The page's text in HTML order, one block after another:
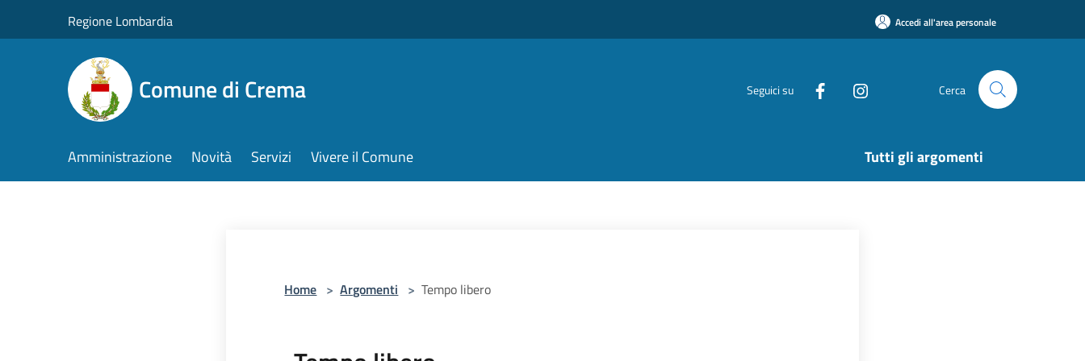
Regione Lombardia Accedi all'area personale
Comune di Crema Seguici su Cerca
Amministrazione Novità Servizi Vivere il Comune Tutti gli argomenti
Home > Argomenti > Tempo libero